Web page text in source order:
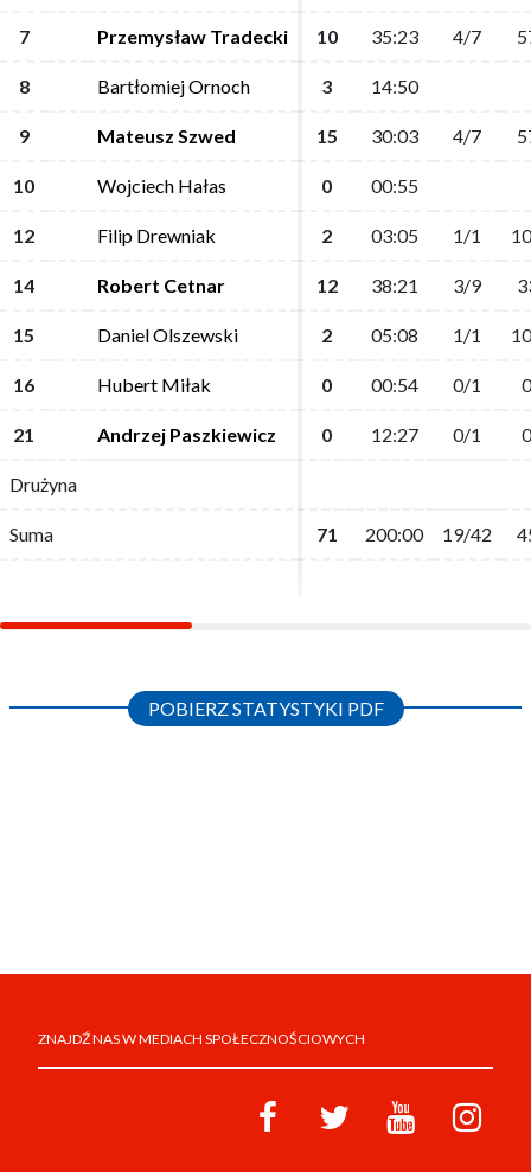
7 Przemysław Tradecki 10 35:23 4/7
8 Bartłomiej Ornoch 3 14:50
9 Mateusz Szwed 15 30:03 4/7
10 Wojciech Hałas 0 00:55
12 Filip Drewniak 2 03:05 1/1
14 Robert Cetnar 12 38:21 3/9
15 Daniel Olszewski 2 05:08 1/1
16 Hubert Miłak 0 00:54 0/1
21 Andrzej Paszkiewicz 0 12:27 0/1
Drużyna
Suma 71 200:00 19/42
7 Przemysław Tradecki 10 35:23 4/7
8 Bartłomiej Ornoch 3 14:50
9 Mateusz Szwed 15 30:03 4/7
10 Wojciech Hałas 0 00:55
12 Filip Drewniak 2 03:05 1/1
14 Robert Cetnar 12 38:21 3/9
15 Daniel Olszewski 2 05:08 1/1
16 Hubert Miłak 0 00:54 0/1
21 Andrzej Paszkiewicz 0 12:27 0/1
Drużyna
Suma 71 200:00 19/42
POBIERZ STATYSTYKI PDF
ZNAJDŹ NAS W MEDIACH SPOŁECZNOŚCIOWYCH